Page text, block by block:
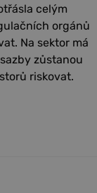
celým
orgánů
Na sektor má
zůstanou
riskovat.